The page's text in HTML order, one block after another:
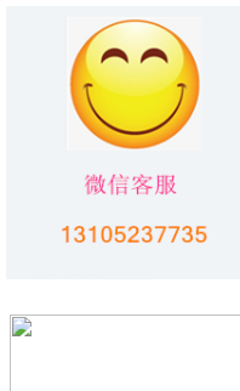
您好！欢迎访问烟台旅行社
加入收藏